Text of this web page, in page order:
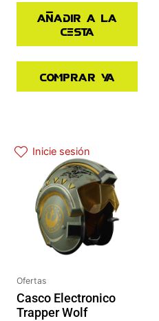
Añadir a la
cesta
Comprar ya
Inicie sesión
Ofertas
Casco Electronico
Trapper Wolf